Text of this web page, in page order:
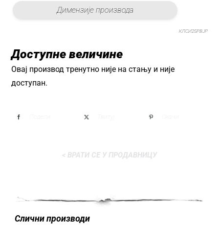
Димензије производа
КЛСИ25РВЈР
Доступне величине
Овај производ тренутно није на стању и није
доступан.
< ВРАТИ СЕ У ПРОДАВНИЦУ
Слични производи